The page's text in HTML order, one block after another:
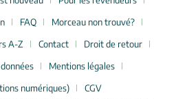
FAQ
Morceau non trouvé?
A-Z Contact
Droit de retour
Mentions légales
numériques)
CGV